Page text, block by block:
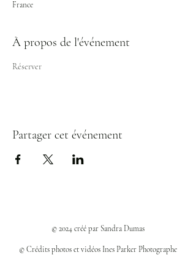
France
À propos de l'événement
Réserver
Partager cet événement
© 2024 créé par Sandra Dumas
© Crédits photos et vidéos Ines Parker Photographe